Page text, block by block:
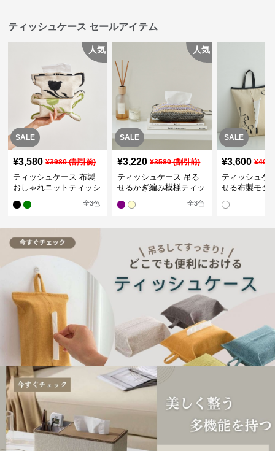
ティッシュケース セールアイテム
SALE
人気
¥3,580 ¥3980(割引前)
ティッシュケース 布製
おしゃれニットティッシ
全3色
SALE
人気
¥3,220 ¥3580(割引前)
ティッシュケース 吊る
せるかぎ編み模様ティッ
全3色
SALE
¥3,600 ¥
ティッシュケ
せる布製モダ